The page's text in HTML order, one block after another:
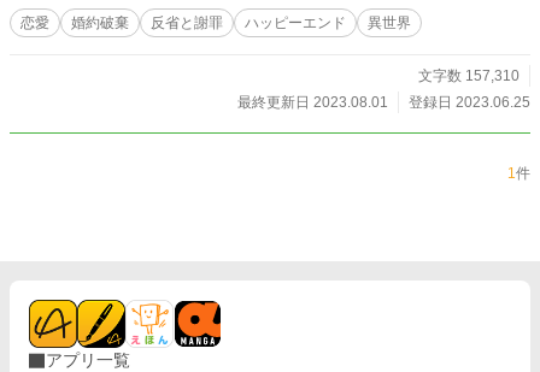
アリシアとアルフレッドのハッピーエンドです。 「小説家になろう」でも連載
中です。 修正が入っている箇所もあります。 タグはこの先ふえる場合がありま
恋愛 婚約破棄 反省と謝罪 ハッピーエンド 異世界
文字数 157,310
最終更新日 2023.08.01
登録日 2023.06.25
1件
アプリ一覧